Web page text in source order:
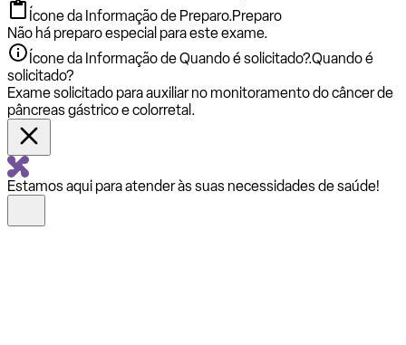
Ícone da Informação de Preparo.Preparo
Não há preparo especial para este exame.
Ícone da Informação de Quando é solicitado?.Quando é
solicitado?
Exame solicitado para auxiliar no monitoramento do câncer de
pâncreas gástrico e colorretal.
Estamos aqui para atender às suas necessidades de saúde!